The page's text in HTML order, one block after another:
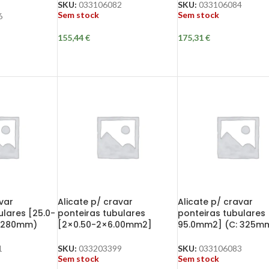
SKU:033106082
Sem stock
155,44€
SKU:033106084
Sem stock
175,31€
[25.0-
Alicate p/ cravar
ponteiras tubulares
[2×0.50-2×6.00mm2]
SKU:033203399
Sem stock
Alicate p/ cravar
ponteiras tubulares
95.0mm2] (C:
SKU:033106083
Sem stock